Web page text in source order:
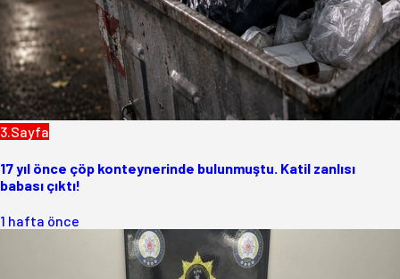
3.Sayfa
17 yıl önce çöp konteynerinde bulunmuştu. Katil zanlısı
babası çıktı!
1 hafta önce